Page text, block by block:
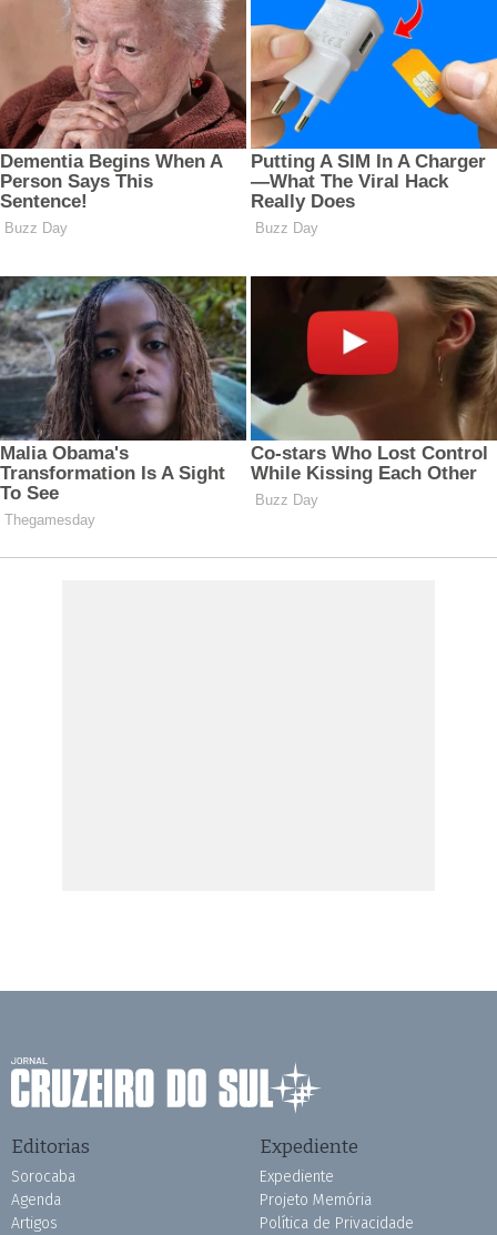
Editorias
Sorocaba
Agenda
Artigos
Expediente
Expediente
Projeto Memória
Política de Privacidade